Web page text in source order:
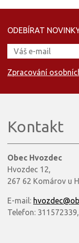
ODEBÍRAT
Zpracování
Kontakt
Obec Hvozdec
Hvozdec 12,
267 62 Komárov u
E-mail:
Telefon: